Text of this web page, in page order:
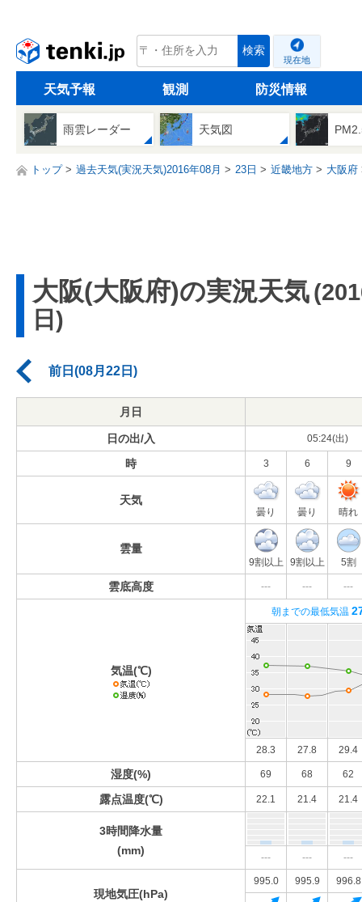
tenki.jp 検索
現在地
天気予報 観測 防災情報
雨雲レーダー 天気図
トップ 過去天気(実況天気)2016年08月 23日 近畿地方 大阪府
大阪(大阪府)の実況天気
日)
前日(08月22日)
月日
日の出/入 05:24(出)
時 3 6 9
天気
曇り 曇り 晴れ
雲量
9割以上 9割以上 5割
雲底高度 --- --- ---
気温(℃)
朝までの最低気温
28.3 27.8 29.4
湿度(%) 69 68 62
露点温度(℃) 22.1 21.4 21.4
3時間降水量
(mm)
--- --- ---
現地気圧(hPa)
995.0 995.9 996.8